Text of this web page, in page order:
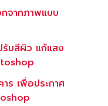
จากภาพแบบ
รับสีผิว แก้แสง
ร เพื่อประกาศ